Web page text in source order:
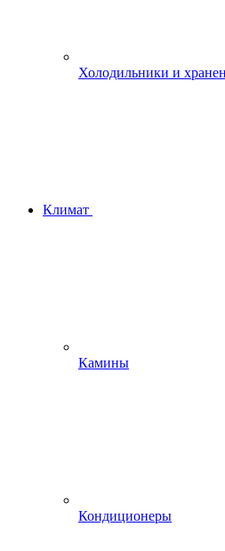
Холодильники и
Климат
Камины
Кондиционеры